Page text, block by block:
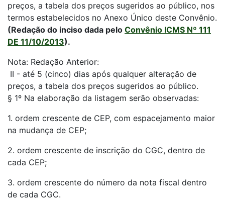
preços, a tabela dos preços sugeridos ao público, nos
termos estabelecidos no Anexo Único deste Convênio.
(Redação do inciso dada pelo Convênio ICMS Nº 111
DE 11/10/2013).
Nota: Redação Anterior:
II - até 5 (cinco) dias após qualquer alteração de
preços, a tabela dos preços sugeridos ao público.
§ 1º Na elaboração da listagem serão observadas:
1. ordem crescente de CEP, com espacejamento maior
na mudança de CEP;
2. ordem crescente de inscrição do CGC, dentro de
cada CEP;
3. ordem crescente do número da nota fiscal dentro
de cada CGC.